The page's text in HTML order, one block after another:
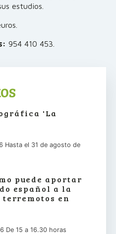
estudios.
954 410 453.
'La
Hasta el 31 de agosto de
puede aportar
español a la
terremotos en
De 15 a 16.30 horas